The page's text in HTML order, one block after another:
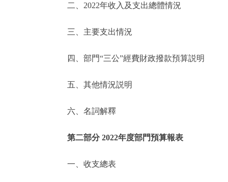
便民服務
仲介服務
政民互動
12345網上接訴即辦
二、2022年收入及支出總體情況
三、主要支出情況
四、部門“三公”經費財政撥款預算説明
五、其他情況説明
六、名詞解釋
第二部分 2022年度部門預算報表
一、收支總表